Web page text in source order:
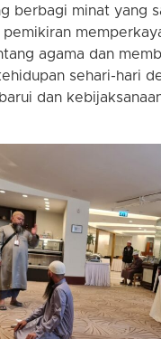
berbagi minat yang
agama dan
sehari-hari
dan